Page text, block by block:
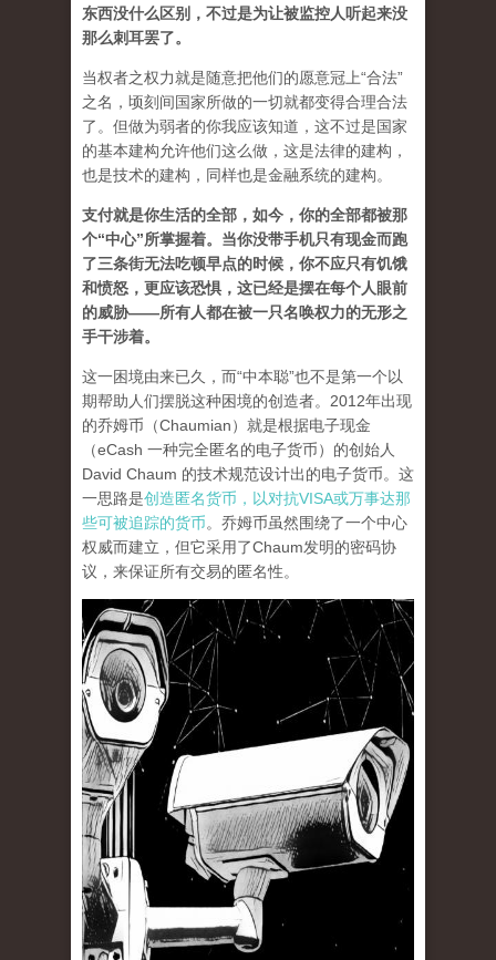
东西没什么区别，不过是为让被监控人听起来没
那么刺耳罢了。
当权者之权力就是随意把他们的愿意冠上“合法”
之名，顷刻间国家所做的一切就都变得合理合法
了。但做为弱者的你我应该知道，这不过是国家
的基本建构允许他们这么做，这是法律的建构，
也是技术的建构，同样也是金融系统的建构。
支付就是你生活的全部，如今，你的全部都被那
个“中心”所掌握着。当你没带手机只有现金而跑
了三条街无法吃顿早点的时候，你不应只有饥饿
和愤怒，更应该恐惧，这已经是摆在每个人眼前
的威胁——所有人都在被一只名唤权力的无形之
手干涉着。
这一困境由来已久，而“中本聪”也不是第一个以
期帮助人们摆脱这种困境的创造者。2012年出现
的乔姆币（Chaumian）就是根据电子现金
（eCash 一种完全匿名的电子货币）的创始人
David Chaum 的技术规范设计出的电子货币。这
一思路是创造匿名货币，以对抗VISA或万事达那
些可被追踪的货币。乔姆币虽然围绕了一个中心
权威而建立，但它采用了Chaum发明的密码协
议，来保证所有交易的匿名性。